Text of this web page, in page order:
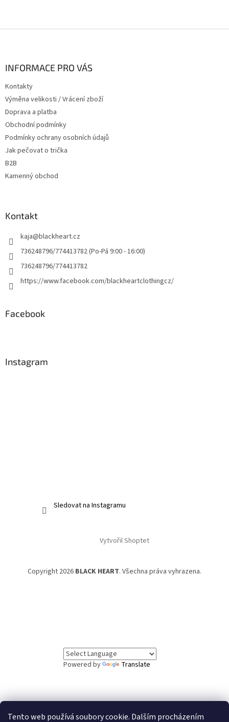
Tento web používá soubory cookie. Dalším procházením
INFORMACE PRO VÁS
Kontakty
Výměna velikosti / Vrácení zboží
Doprava a platba
Obchodní podmínky
Podmínky ochrany osobních údajů
Jak pečovat o trička
B2B
Kamenný obchod
Kontakt
kaja@blackheart.cz
736248796/774413782 (Po-Pá 9:00 - 16:00)
736248796/774413782
https://www.facebook.com/blackheartclothingcz/
Facebook
Instagram
Sledovat na Instagramu
Vytvořil Shoptet
Copyright 2026 BLACK HEART. Všechna práva vyhrazena.
Powered by Translate